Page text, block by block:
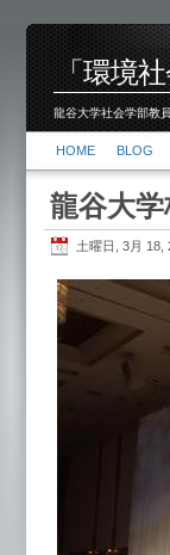
「環境
龍谷大学社会学部教
HOME BLOG
龍谷大
土曜日, 3月 18,